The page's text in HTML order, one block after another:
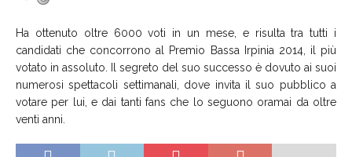
Ha ottenuto oltre 6000 voti in un mese, e risulta tra tutti i
candidati che concorrono al Premio Bassa Irpinia 2014, il più
votato in assoluto. Il segreto del suo successo è dovuto ai suoi
numerosi spettacoli settimanali, dove invita il suo pubblico a
votare per lui, e dai tanti fans che lo seguono oramai da oltre
venti anni.